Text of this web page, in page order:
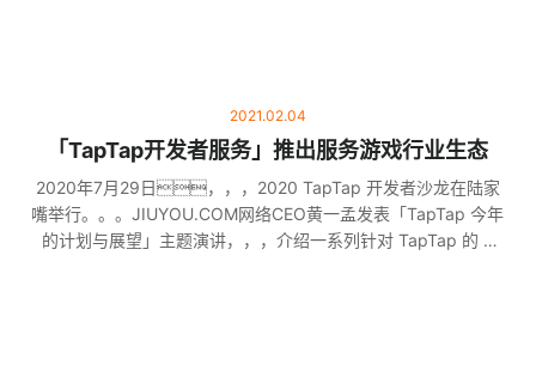
2021.02.04
「TapTap开发者服务」推出服务游戏行业生态
2020年7月29日，，，2020 TapTap 开发者沙龙在陆家
嘴举行。。。JIUYOU.COM网络CEO黄一孟发表「TapTap 今年
的计划与展望」主题演讲，，，介绍一系列针对 TapTap 的 B